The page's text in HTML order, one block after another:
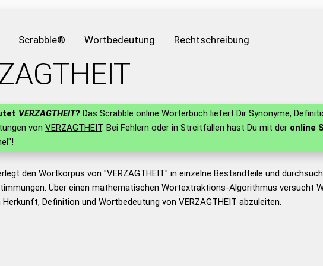
Scrabble® Wortbedeutung Rechtschreibung
VERZAGTHEIT? Das Scrabble online Wörterbuch liefert Dir Synonyme,
von VERZAGTHEIT. Bei Fehlern oder in Streitfällen hast Du mit der online
den Wortkorpus von "VERZAGTHEIT" in einzelne Bestandteile und
Über einen mathematischen Wortextraktions-Algorithmus versucht
Definition und Wortbedeutung von VERZAGTHEIT abzuleiten.